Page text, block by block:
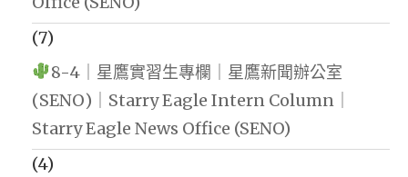
(7)
8-4｜星鷹實習生專欄｜星鷹新聞辦公室
(SENO)｜Starry Eagle Intern Column｜
Starry Eagle News Office (SENO)
(4)